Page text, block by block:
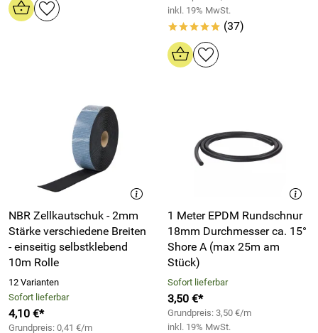
inkl. 19% MwSt.
***** (37)
NBR Zellkautschuk - 2mm
Stärke verschiedene Breiten
- einseitig selbstklebend
10m Rolle
12 Varianten
Sofort lieferbar
4,10 €*
Grundpreis: 0,41 €/m
1 Meter EPDM Rundschnur
18mm Durchmesser ca. 15°
Shore A (max 25m am
Stück)
Sofort lieferbar
3,50 €*
Grundpreis: 3,50 €/m
inkl. 19% MwSt.